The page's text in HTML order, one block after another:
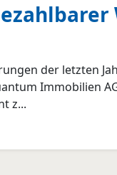
der letzten
Immobilien
z...